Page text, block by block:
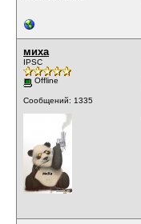
миха
IPSC
Offline
Сообщений: 1335